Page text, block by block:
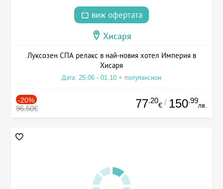
виж офертата
Хисаря
Луксозен СПА релакс в най-новия хотел Империя в
Хисаря
Дата: 25.06 - 01.10 + полупансион
-20%
96.50€ 77.20
€ / 150.99
лв.